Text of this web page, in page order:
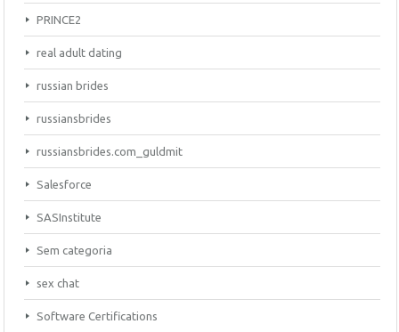
PRINCE2
real adult dating
russian brides
russiansbrides
russiansbrides.com_guldmit
Salesforce
SASInstitute
Sem categoria
sex chat
Software Certifications